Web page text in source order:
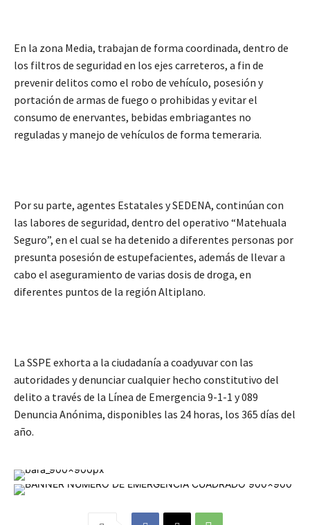
En la zona Media, trabajan de forma coordinada, dentro de
los filtros de seguridad en los ejes carreteros, a fin de
prevenir delitos como el robo de vehículo, posesión y
portación de armas de fuego o prohibidas y evitar el
consumo de enervantes, bebidas embriagantes no
reguladas y manejo de vehículos de forma temeraria.
Por su parte, agentes Estatales y SEDENA, continúan con
las labores de seguridad, dentro del operativo “Matehuala
Seguro”, en el cual se ha detenido a diferentes personas por
presunta posesión de estupefacientes, además de llevar a
cabo el aseguramiento de varias dosis de droga, en
diferentes puntos de la región Altiplano.
La SSPE exhorta a la ciudadanía a coadyuvar con las
autoridades y denunciar cualquier hecho constitutivo del
delito a través de la Línea de Emergencia 9-1-1 y 089
Denuncia Anónima, disponibles las 24 horas, los 365 días del
año.